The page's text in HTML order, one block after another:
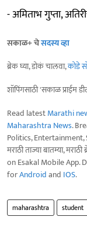
- अमिताभ गुप्ता,
सकाळ+ चेसदस्य व्हा
ब्रेक घ्या, डोकं चालवा,कोडे
शॉपिंगसाठी 'सकाळ प्राईम
Read latestMarathi
Maharashtra News.
Politics,
मराठी ताज्या बातम्या,
on Esakal Mobile App.
forAndroidand IOS.
maharashtra student